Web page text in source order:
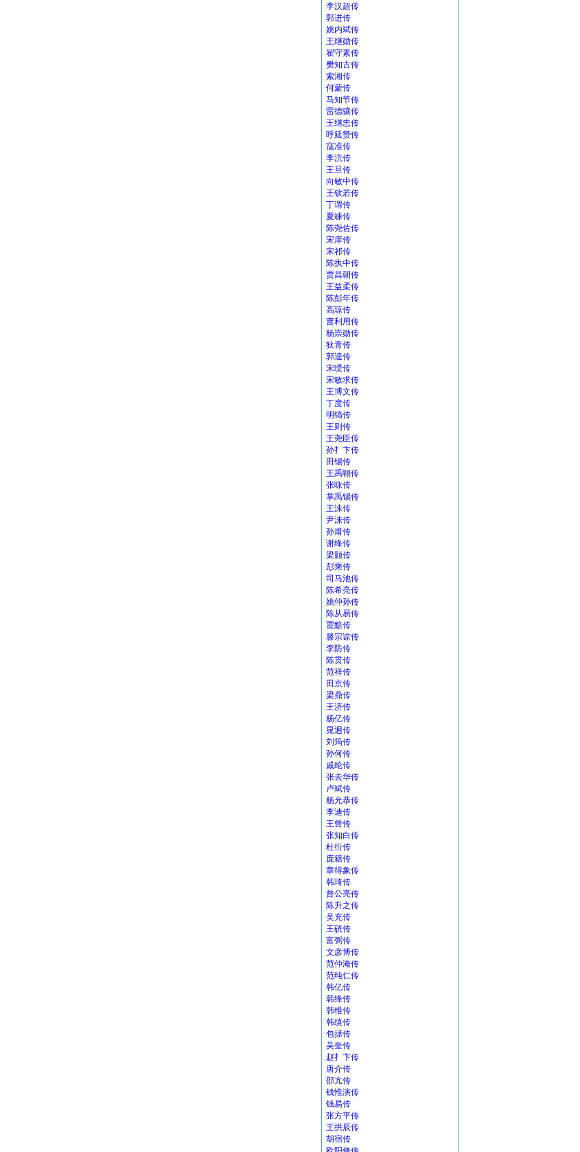
李汉超传
郭进传
姚内斌传
王继勋传
翟守素传
樊知古传
索湘传
何蒙传
马知节传
雷德骧传
王继忠传
呼延赞传
寇准传
李沆传
王旦传
向敏中传
王钦若传
丁谓传
夏竦传
陈尧佐传
宋庠传
宋祁传
陈执中传
贾昌朝传
王益柔传
陈彭年传
高琼传
曹利用传
杨崇勋传
狄青传
郭逵传
宋绶传
宋敏求传
王博文传
丁度传
明镐传
王则传
王尧臣传
孙扌卞传
田锡传
王禹翶传
张咏传
掌禹锡传
王洙传
尹洙传
孙甫传
谢绛传
梁颢传
彭乘传
司马池传
陈希亮传
姚仲孙传
陈从易传
贾黯传
滕宗谅传
李防传
陈贯传
范祥传
田京传
梁鼎传
王济传
杨亿传
晁迥传
刘筠传
孙何传
戚纶传
张去华传
卢斌传
杨允恭传
李迪传
王曾传
张知白传
杜衍传
庞籍传
章得象传
韩琦传
曾公亮传
陈升之传
吴充传
王硄传
富弼传
文彦博传
范仲淹传
范纯仁传
韩亿传
韩绛传
韩维传
韩缜传
包拯传
吴奎传
赵扌卞传
唐介传
邵亢传
钱惟演传
钱易传
张方平传
王拱辰传
胡宿传